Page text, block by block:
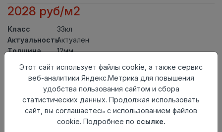
2028 руб/м2
Класс
33кл
АктуальностьАктуален
Толщина
12мм
доски
1380×134мм
Теплый пол
до +27 градусов
4V
Замок
UNICLIC
Страна
происхождения
Россия
Этот сайт использует файлы cookie, а также сервис
веб-аналитики Яндекс.Метрика для повышения
удобства пользования сайтом и сбора
статистических данных. Продолжая использовать
сайт, вы соглашаетесь с использованием файлов
cookie. Подробнее по ссылке.